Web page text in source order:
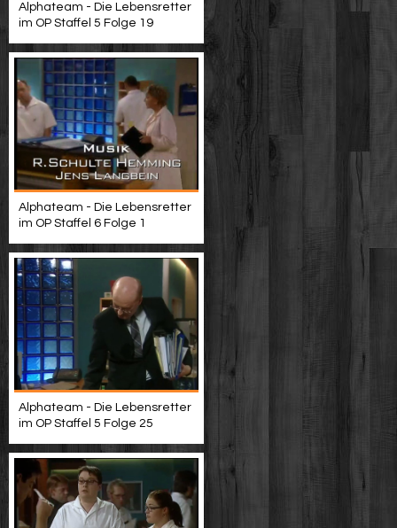
Alphateam - Die Lebensretter
im OP Staffel 5 Folge 19
Alphateam - Die Lebensretter
im OP Staffel 6 Folge 1
Alphateam - Die Lebensretter
im OP Staffel 5 Folge 25